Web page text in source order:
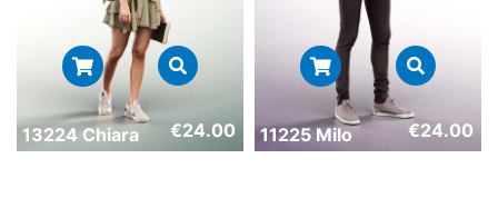
13224 Chiara €24.00 11225 Milo €24.00